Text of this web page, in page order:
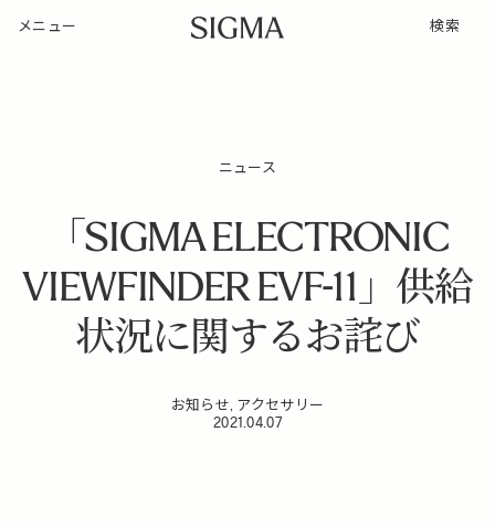
メニュー 検索
ニュース
「SIGMA ELECTRONIC
VIEWFINDER EVF-11」供給
状況に関するお詫び
お知らせ, アクセサリー
2021.04.07